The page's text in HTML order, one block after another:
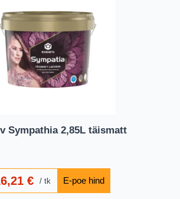
Sympathia 2,85L täismatt
€ tk